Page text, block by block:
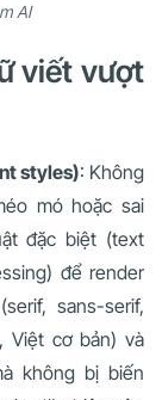
AI
viết vượt
styles): Không
mó hoặc sai
đặc biệt (text
để render
sans-serif,
Việt cơ bản) và
không bị biến